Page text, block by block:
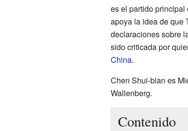
es el partido
apoya la idea de que
declaraciones sobre
sido criticada por
China.
Chen Shui-bian es
Wallenberg.
Contenido